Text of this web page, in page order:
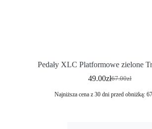
Pedały XLC Platformowe zielone
67.00zł
49.00zł
Najniższa cena z 30 dni przed obniżką: